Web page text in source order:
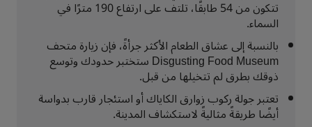
تتكون من 54 طابقًا، تلتف على ارتفاع 190 مترًا في
السماء.
بالنسبة إلى عشاق الطعام الأكثر جرأةً، فإن زيارة متحف
Disgusting Food Museum ستختبر حدودك وتوسع
ذوقك بطرق لم تتخيلها من قبل.
تعتبر جولة ركوب زوارق الكاياك أو استئجار قارب بدواسة
أيضًا طريقةً مثاليةً لاستكشاف المدينة.